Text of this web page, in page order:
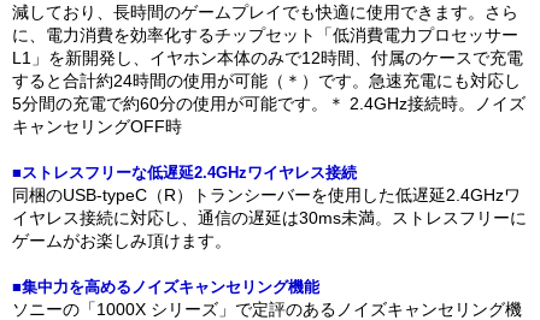
減しており、長時間のゲームプレイでも快適に使用できます。さら
に、電力消費を効率化するチップセット「低消費電力プロセッサー
L1」を新開発し、イヤホン本体のみで12時間、付属のケースで充電
すると合計約24時間の使用が可能（＊）です。急速充電にも対応し
5分間の充電で約60分の使用が可能です。＊ 2.4GHz接続時。ノイズ
キャンセリングOFF時
■ストレスフリーな低遅延2.4GHzワイヤレス接続
同梱のUSB-typeC（R）トランシーバーを使用した低遅延2.4GHzワ
イヤレス接続に対応し、通信の遅延は30ms未満。ストレスフリーに
ゲームがお楽しみ頂けます。
■集中力を高めるノイズキャンセリング機能
ソニーの「1000X シリーズ」で定評のあるノイズキャンセリング機